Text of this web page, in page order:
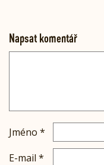
Napsat komentář
Jméno *
E-mail *